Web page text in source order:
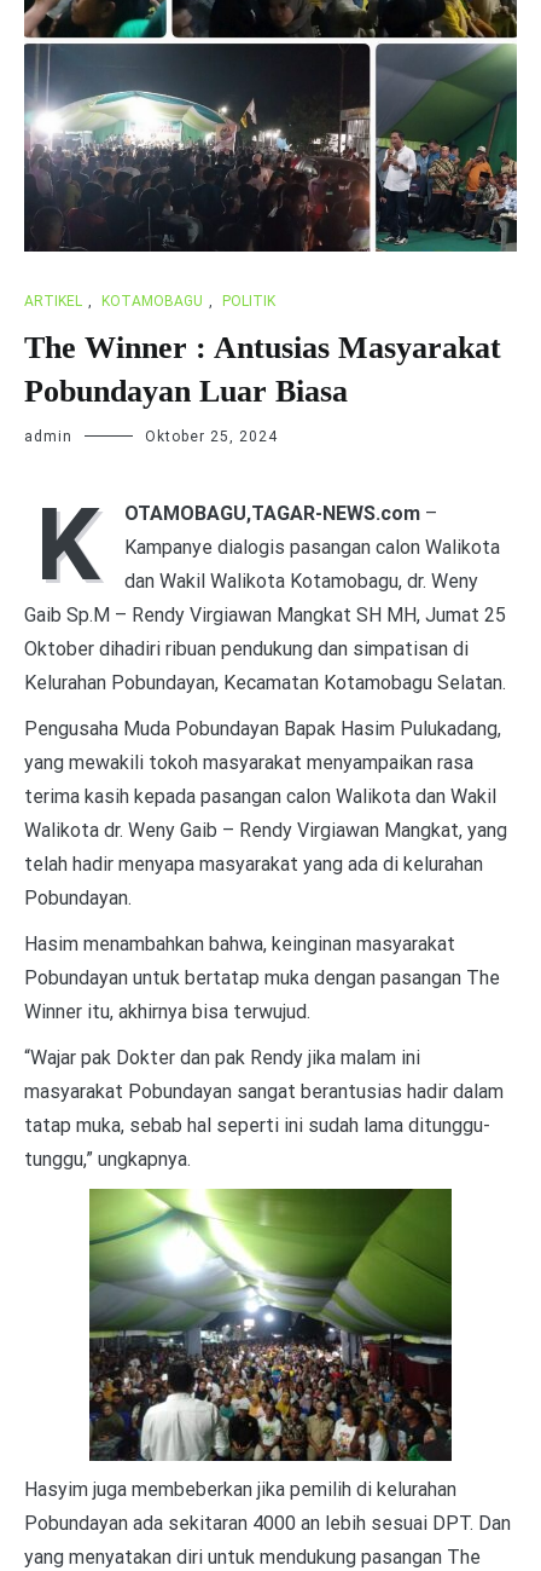
ARTIKEL KOTAMOBAGU POLITIK
The Winner : Antusias Masyarakat
Pobundayan Luar Biasa
admin Oktober 25, 2024
K OTAMOBAGU,TAGAR-NEWS.com –
Kampanye dialogis pasangan calon Walikota
dan Wakil Walikota Kotamobagu, dr. Weny
Gaib Sp.M – Rendy Virgiawan Mangkat SH MH, Jumat 25
Oktober dihadiri ribuan pendukung dan simpatisan di
Kelurahan Pobundayan, Kecamatan Kotamobagu Selatan.
Pengusaha Muda Pobundayan Bapak Hasim Pulukadang,
yang mewakili tokoh masyarakat menyampaikan rasa
terima kasih kepada pasangan calon Walikota dan Wakil
Walikota dr. Weny Gaib – Rendy Virgiawan Mangkat, yang
telah hadir menyapa masyarakat yang ada di kelurahan
Pobundayan.
Hasim menambahkan bahwa, keinginan masyarakat
Pobundayan untuk bertatap muka dengan pasangan The
Winner itu, akhirnya bisa terwujud.
“Wajar pak Dokter dan pak Rendy jika malam ini
masyarakat Pobundayan sangat berantusias hadir dalam
tatap muka, sebab hal seperti ini sudah lama ditunggu-
tunggu,” ungkapnya.
Hasyim juga membeberkan jika pemilih di kelurahan
Pobundayan ada sekitaran 4000 an lebih sesuai DPT. Dan
yang menyatakan diri untuk mendukung pasangan The